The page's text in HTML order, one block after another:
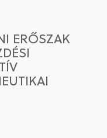
ERŐSZAK